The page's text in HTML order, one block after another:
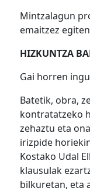
Mintzalagun
emaitzez
HIZKUNTZA
Gai horren
Batetik, obra,
kontratatzeko
zehaztu eta
irizpide
Kostako Udal
klausulak
bilkuretan, eta